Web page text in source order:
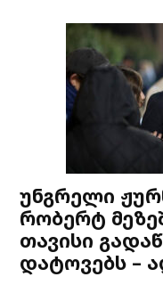
უნგრელი
რობერტ
თავისი
დატოვებს –